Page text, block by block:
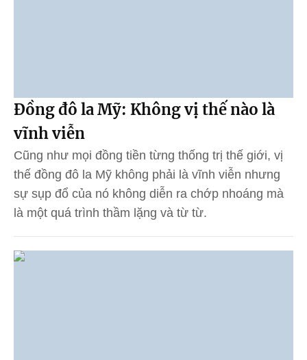
Đồng đô la Mỹ: Không vị thế nào là
vĩnh viễn
Cũng như mọi đồng tiền từng thống trị thế giới, vị
thế đồng đô la Mỹ không phải là vĩnh viễn nhưng
sự sụp đổ của nó không diễn ra chớp nhoáng mà
là một quá trình thầm lặng và từ từ.